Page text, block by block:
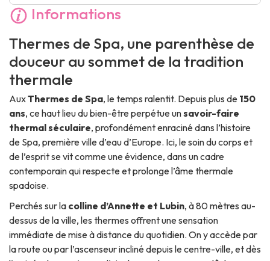
Informations
Thermes de Spa, une parenthèse de
douceur au sommet de la tradition
thermale
AuxThermes de Spa, le temps ralentit. Depuis plus de 150
ans, ce haut lieu du bien-être perpétue unsavoir-faire
thermal séculaire, profondément enraciné dans l’histoire
de Spa, première ville d’eau d’Europe. Ici, le soin du corps et
de l’esprit se vit comme une évidence, dans un cadre
contemporain qui respecte et prolonge l’âme thermale
spadoise.
Perchés sur la colline d’Annette et Lubin, à 80 mètres au-
dessus de la ville, les thermes offrent une sensation
immédiate de mise à distance du quotidien. On y accède par
la route ou par l’ascenseur incliné depuis le centre-ville, et dès